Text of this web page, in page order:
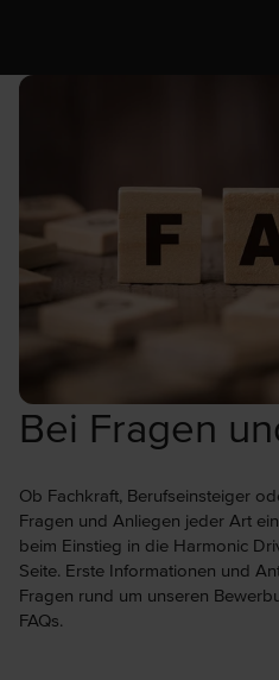
Bei Fragen
Ob Fachkraft, Berufseinsteiger
Fragen und Anliegen jeder Art
beim Einstieg in die Harmonic
Seite. Erste Informationen und
Fragen rund um unseren
FAQs.